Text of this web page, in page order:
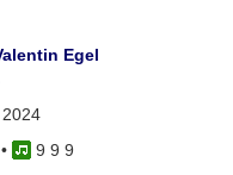
Egel
2024
•
9 9 9